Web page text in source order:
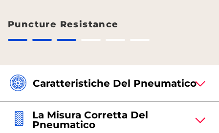
Puncture Resistance
Caratteristiche Del Pneumatico
La Misura Corretta Del
Pneumatico